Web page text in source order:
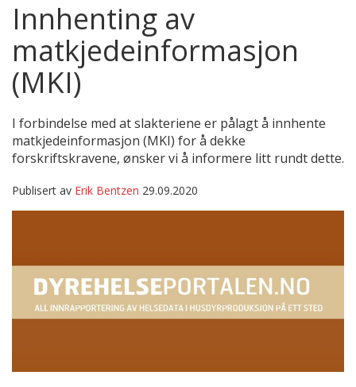
Innhenting av
matkjedeinformasjon
(MKI)
I forbindelse med at slakteriene er pålagt å innhente
matkjedeinformasjon (MKI) for å dekke
forskriftskravene, ønsker vi å informere litt rundt dette.
Publisert av Erik Bentzen 29.09.2020